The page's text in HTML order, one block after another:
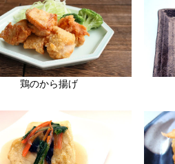
鶏のから揚げ